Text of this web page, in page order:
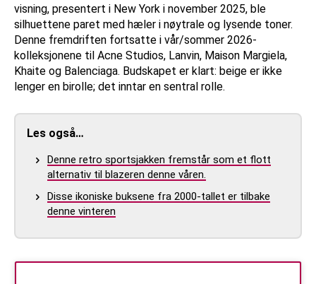
visning, presentert i New York i november 2025, ble
silhuettene paret med hæler i nøytrale og lysende toner.
Denne fremdriften fortsatte i vår/sommer 2026-
kolleksjonene til Acne Studios, Lanvin, Maison Margiela,
Khaite og Balenciaga. Budskapet er klart: beige er ikke
lenger en birolle; det inntar en sentral rolle.
Les også…
Denne retro sportsjakken fremstår som et flott
alternativ til blazeren denne våren.
Disse ikoniske buksene fra 2000-tallet er tilbake
denne vinteren